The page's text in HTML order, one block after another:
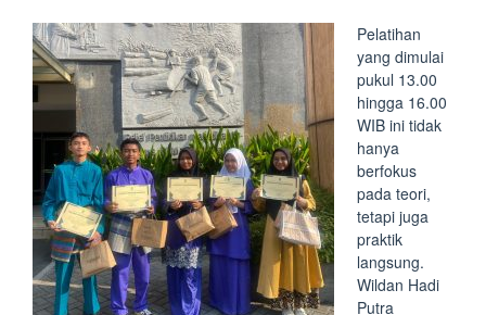
Pelatihan
yang dimulai
pukul 13.00
hingga 16.00
WIB ini tidak
hanya
berfokus
pada teori,
tetapi juga
praktik
langsung.
Wildan Hadi
Putra